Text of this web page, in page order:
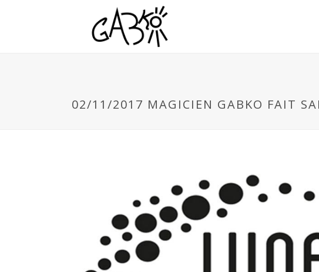
02/11/2017 MAGICIEN GABKO FAIT